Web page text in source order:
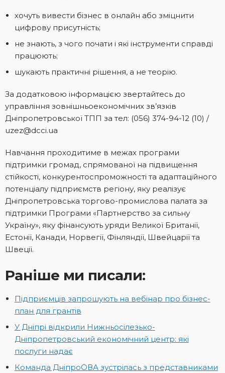
хочуть вивести бізнес в онлайн або зміцнити
цифрову присутність;
не знають, з чого почати і які інструменти справді
працюють;
шукають практичні рішення, а не теорію.
За додатковою інформацією звертайтесь до
управління зовнішньоекономічних зв’язків
Дніпропетровської ТПП за тел: (056) 374-94-12 (10) /
uzez@dcci.ua
Навчання проходитиме в межах програми
підтримки громад, спрямованої на підвищення
стійкості, конкурентоспроможності та адаптаційного
потенціалу підприємств регіону, яку реалізує
Дніпропетровська торгово-промислова палата за
підтримки Програми «Партнерство за сильну
Україну», яку фінансують уряди Великої Британії,
Естонії, Канади, Норвегії, Фінляндії, Швейцарії та
Швеції.
Раніше ми писали:
Підприємців запрошують на вебінар про бізнес-
план для грантів
У Дніпрі відкрили Нижньосілезько-
Дніпропетровський економічний центр: які
послуги надає
Команда ДніпроОВА зустрілась з представниками